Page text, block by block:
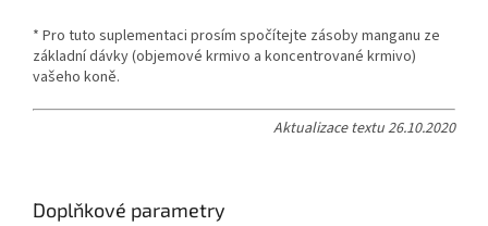
* Pro tuto suplementaci prosím spočítejte zásoby manganu ze
základní dávky (objemové krmivo a koncentrované krmivo)
vašeho koně.
Aktualizace textu 26.10.2020
Doplňkové parametry